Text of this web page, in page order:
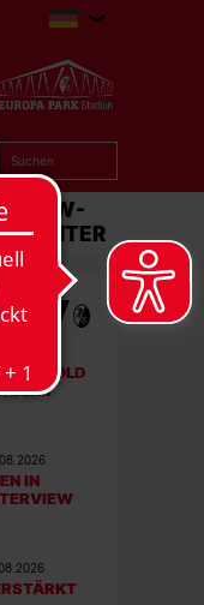
BRUNOLD
BEIM
IN